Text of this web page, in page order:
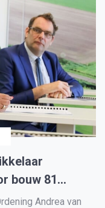
bouw 81
Andrea van